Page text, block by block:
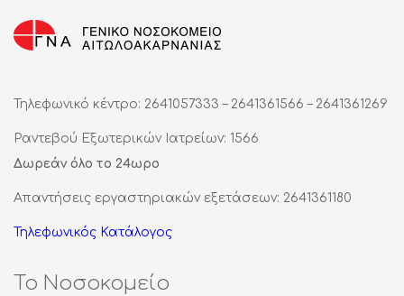
Τηλεφωνικό κέντρο: 2641057333 – 2641361566 – 2641361269
Ραντεβού Εξωτερικών Ιατρείων: 1566
Δωρεάν όλο το 24ωρο
Απαντήσεις εργαστηριακών εξετάσεων: 2641361180
Τηλεφωνικός Κατάλογος
Το Νοσοκομείο